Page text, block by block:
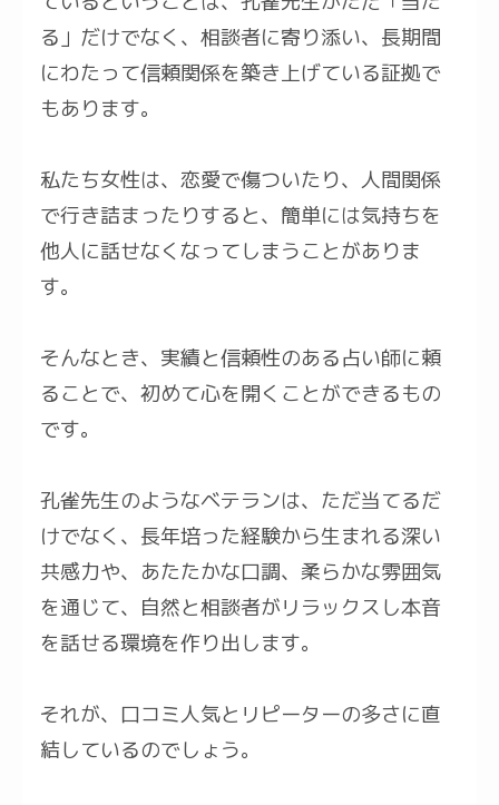
る」だけでなく、相談者に寄り添い、長期間
にわたって信頼関係を築き上げている証拠で
もあります。
私たち女性は、恋愛で傷ついたり、人間関係
で行き詰まったりすると、簡単には気持ちを
他人に話せなくなってしまうことがありま
す。
そんなとき、実績と信頼性のある占い師に頼
ることで、初めて心を開くことができるもの
です。
孔雀先生のようなベテランは、ただ当てるだ
けでなく、長年培った経験から生まれる深い
共感力や、あたたかな口調、柔らかな雰囲気
を通じて、自然と相談者がリラックスし本音
を話せる環境を作り出します。
それが、口コミ人気とリピーターの多さに直
結しているのでしょう。